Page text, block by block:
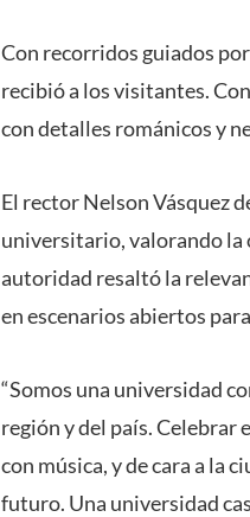
Con recorridos guiados
recibió a los visitantes.
con detalles románicos y
El rector Nelson Vásquez
universitario, valorando la
autoridad resaltó la
en escenarios abiertos
“Somos una universidad
región y del país. Celebrar
con música, y de cara a la
futuro. Una universidad